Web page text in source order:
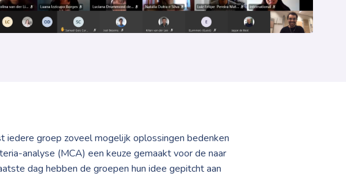
groep zoveel mogelijk oplossingen bedenken
analyse (MCA) een keuze gemaakt voor de naar
dag hebben de groepen hun idee gepitcht aan